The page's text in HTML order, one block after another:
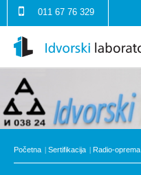
011 67 76 329
Početna Sertifikacija Radio-oprema